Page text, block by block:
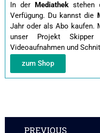
In der Mediathekstehen
Verfügung. Du kannst die
Jahr oder als Abo kaufen.
unser Projekt
Videoaufnahmen und
zum Shop
PREVIOUS